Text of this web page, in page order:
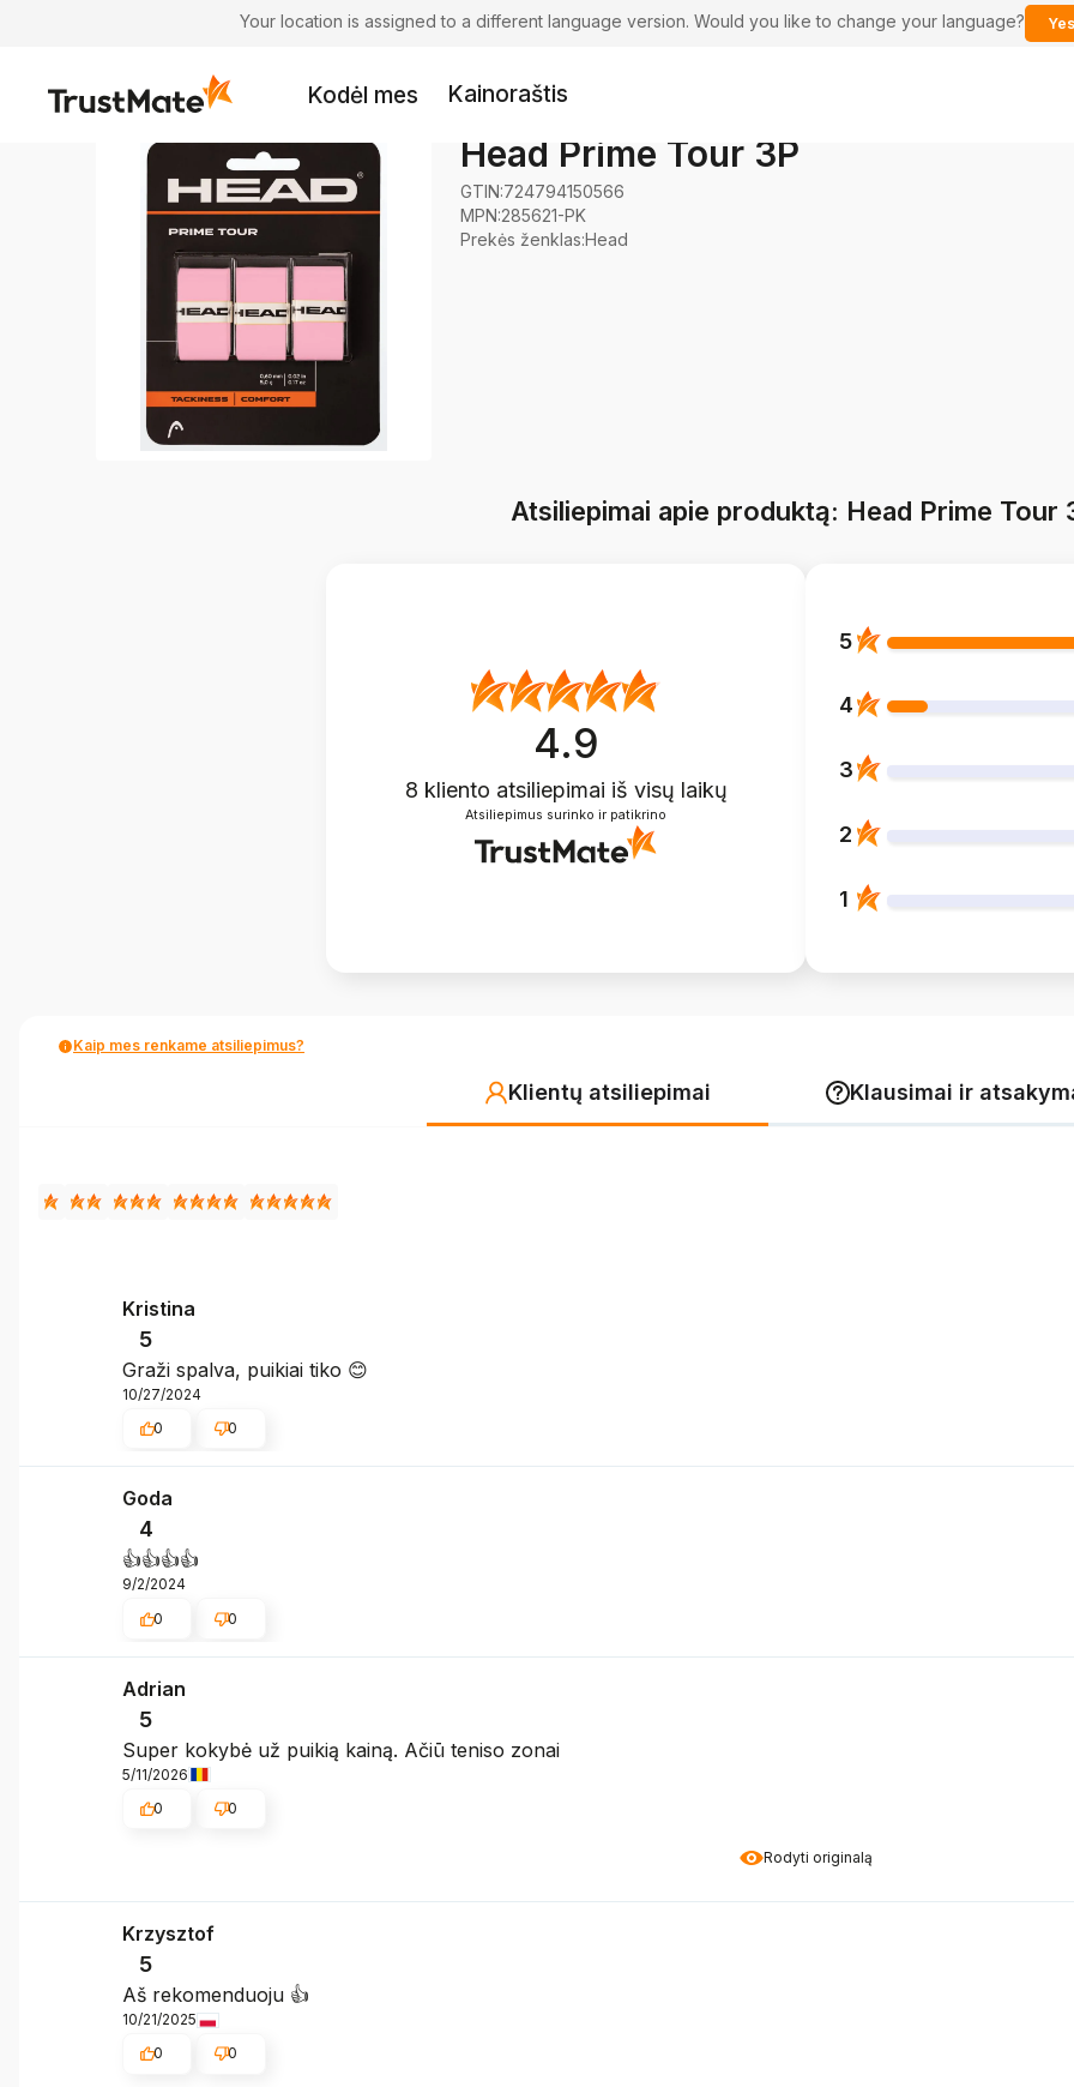
Your location is assigned to a different language version. Would you like to change your language?
Kodėl mes Kainoraštis
Head Prime Tour 3P
GTIN:724794150566
MPN:285621-PK
Prekės ženklas:Head
Atsiliepimai apie produktą: Head Prime Tour
4.9
8 kliento atsiliepimai iš visų laikų
Atsiliepimus surinko ir patikrino
5
4
3
2
1
Kaip mes renkame atsiliepimus?
Klientų atsiliepimai Klausimai ir
Kristina
5
Graži spalva, puikiai tiko 😊
10/27/2024
0
0
Goda
4
👍️👍️👍️👍️
9/2/2024
0
0
Rodyti originalą
Adrian
5
Super kokybė už puikią kainą. Ačiū teniso zonai
5/11/2026
0
0
Krzysztof
5
Aš rekomenduoju 👍️
10/21/2025
0
0